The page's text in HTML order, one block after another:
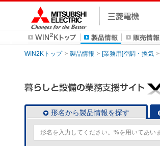
WIN2Kトップ 製品情報 [業務用]空調・換気
形名から製品情報を探す